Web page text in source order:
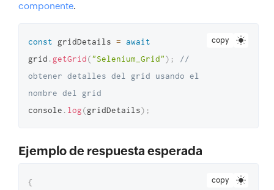
componente.
copy
const gridDetails = await
grid . getGrid("Selenium_Grid") ;
//
obtener detalles del grid usando el
nombre del grid
console . log(gridDetails) ;
Ejemplo de respuesta esperada
copy
{